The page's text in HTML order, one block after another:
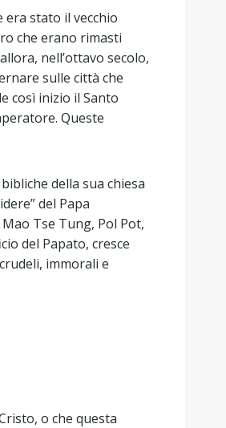
stato il vecchio
che erano rimasti
nell’ottavo secolo,
sulle città che
così inizio il Santo
Queste
della sua chiesa
del Papa
Tse Tung, Pol Pot,
del Papato, cresce
immorali e
o che questa